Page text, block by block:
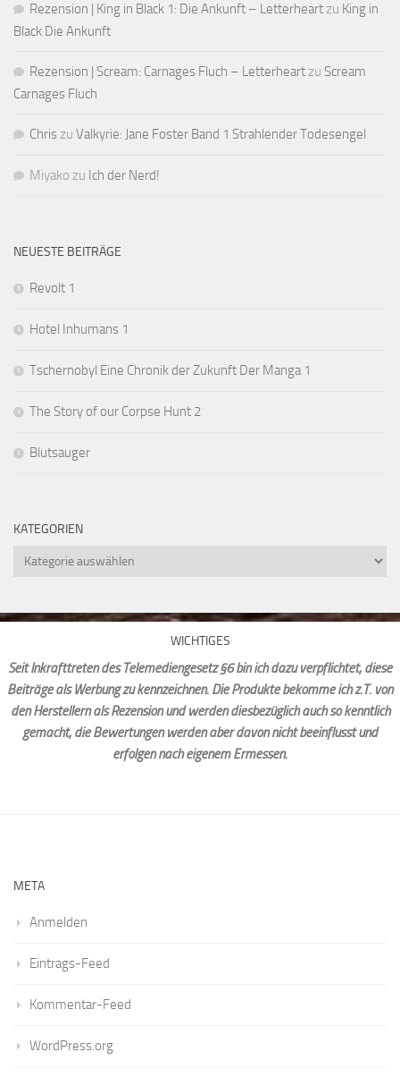
Rezension | King in Black 1: Die Ankunft – Letterheartzu King in
Black Die Ankunft
Rezension | Scream: Carnages Fluch – Letterheartzu Scream
Carnages Fluch
Chriszu Valkyrie: Jane Foster Band 1 Strahlender Todesengel
Miyako zu Ich der Nerd!
NEUESTE BEITRÄGE
Revolt 1
Hotel Inhumans 1
Tschernobyl Eine Chronik der Zukunft Der Manga 1
The Story of our Corpse Hunt 2
Blutsauger
KATEGORIEN
Kategorien
WICHTIGES
Seit Inkrafttreten des Telemediengesetz §6 bin ich dazu verpflichtet, diese
Beiträge als Werbung zu kennzeichnen. Die Produkte bekomme ich z.T. von
den Herstellern als Rezension und werden diesbezüglich auch so kenntlich
gemacht, die Bewertungen werden aber davon nicht beeinflusst und
erfolgen nach eigenem Ermessen.
META
Anmelden
Eintrags-Feed
Kommentar-Feed
WordPress.org